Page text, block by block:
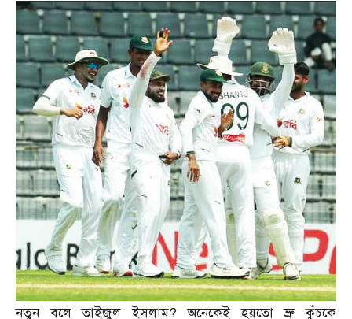
নতুন বলে তাইজুল ইসলাম?অনেকেই হয়তো ভ্রু কুঁচকে